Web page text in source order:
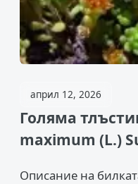
април 12, 2026
Голяма
maximum (L.)
Описание на